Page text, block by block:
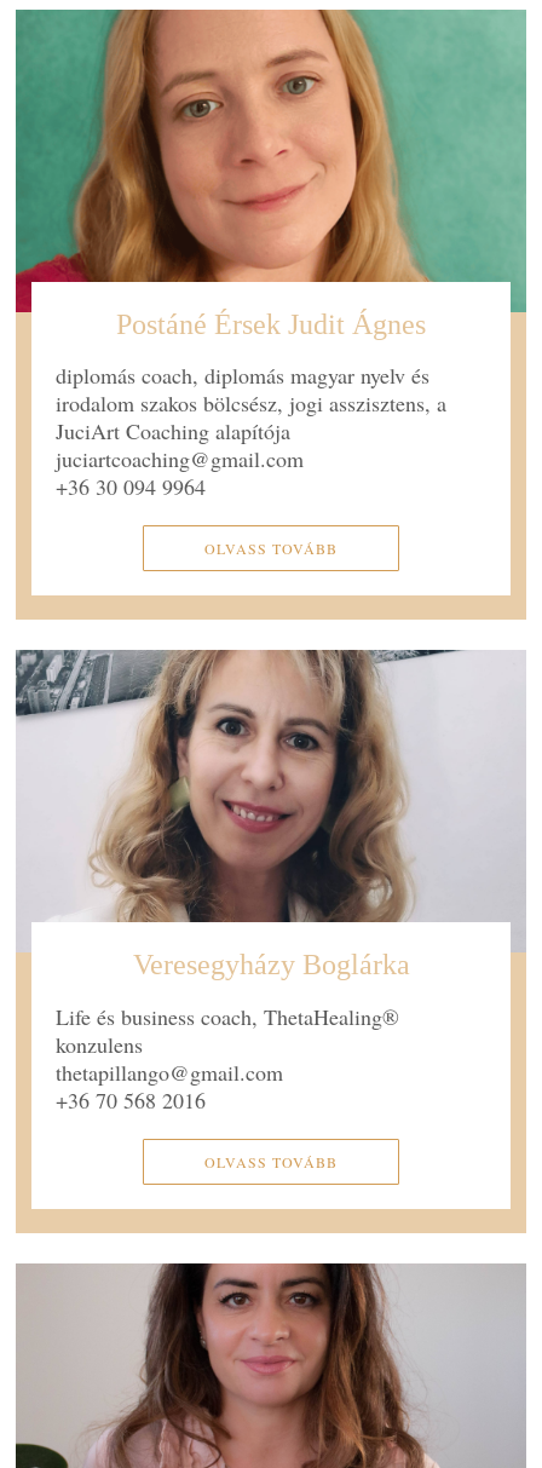
Postáné Érsek Judit Ágnes
diplomás coach, diplomás magyar nyelv és
irodalom szakos bölcsész, jogi asszisztens, a
JuciArt Coaching alapítója
juciartcoaching@gmail.com
+36 30 094 9964
OLVASS TOVÁBB
Veresegyházy Boglárka
Life és business coach, ThetaHealing®
konzulens
thetapillango@gmail.com
+36 70 568 2016
OLVASS TOVÁBB